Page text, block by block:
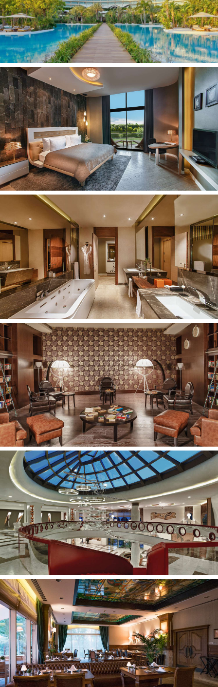
Royal Suite 2 Bedrooms tipo kambarys (maks. 6+1 asm.,
170 kv.m.)
King Suite tipo kambarys (maks. 6 asm., 220 kv.m.)
Presidential Villa tipo kambarys (maks. 12 asm., 630
kv.m.)
Albatros Villa 2 Bedrooms tipo kambarys (maks. 7 asm.,
350 kv.m.)
Albatros Villa 3 Bedrooms tipo kambarys (maks. 10 asm.,
425 kv.m.)
Maldive Villa tipo kambarys (maks. 3+1 asm., 80 kv.m.)
Owner Villa tipo kambarys (maks. 12 asm., 630 kv.m.)
Viešbučio kategorija šalyje – 5*
Kambariuose:
Dušas
Sūkurinė vonia
Tualetas
Plaukų džiovintuvas
Chalatai
Šlepetės
Balkonas
Oro kondicionierius (centrinis, veikia periodiškai)
Telefonas
LCD televizorius
Mini baras
Bevielis internetas
Kavos aparatas(Nespresso)
Viešbučio teritorijoje:
Pagrindinis restoranas
A'la carte restoranai – 7 (4 iš jų už papildomą mokestį)
Kavinė
Barai – 16
Užkandžių barai – 2
Kino salė
Poilsio kambarys
Bevielis internetas
Parduotuvių zona (mokama)
Kirpyklos paslaugos (mokama)
Skalbimo paslaugos (mokama)
Sauso valymo paslaugos (mokama)
Gydytojo paslaugos (mokama)
Automobilių nuoma (mokama)
Baseinai – 9
Baseinas su jūros vandeniu
Dengtas baseinas
Gultai prie baseino
Gultai paplūdimyje
Skėčiai nuo saulės prie baseino
Skėčiai nuo saulės paplūdimyje
Paplūdimio rankšluosčiai prie baseino
Paplūdimio rankšluosčiai paplūdimyje
Aktyvus poilsis:
Šaudymas iš lanko
Krepšinis
Futbolas
Paplūdimio tinklinis
Žaidimas "Boccia"
Smigis
Treniruoklių salė
Jogos pamokos
Stalo tenisas
Golfas (mokama)
Lauko teniso aikštelė
Padelis (mokama)
Plaukimo pamokos (mokama)
Vandens sportas su motorinėmis transporto priemonėmis